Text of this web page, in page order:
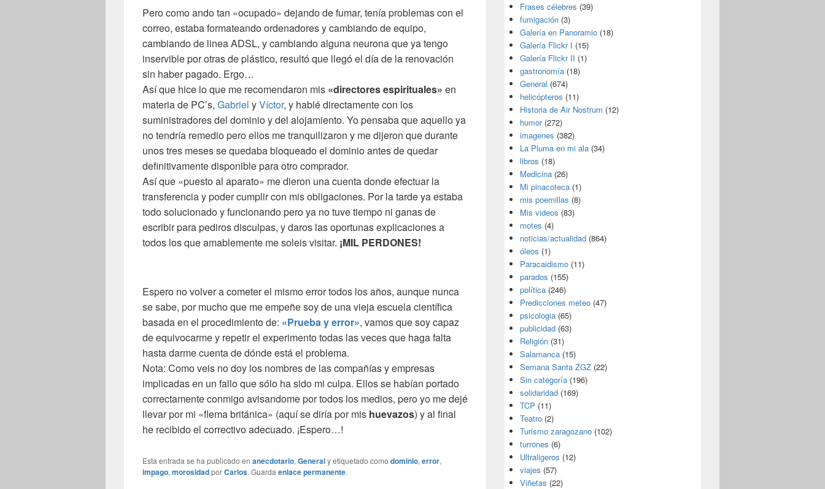
Pero como ando tan «ocupado» dejando de fumar, tenía problemas con el
correo, estaba formateando ordenadores y cambiando de equipo,
cambiando de linea ADSL, y cambiando alguna neurona que ya tengo
inservible por otras de plástico, resultó que llegó el día de la renovación
sin haber pagado. Ergo…
Así que hice lo que me recomendaron mis «directores espirituales» en
materia de PC’s, Gabriel yVíctor, y hablé directamente con los
suministradores del dominio y del alojamiento. Yo pensaba que aquello ya
no tendría remedio pero ellos me tranquilizaron y me dijeron que durante
unos tres meses se quedaba bloqueado el dominio antes de quedar
definitivamente disponible para otro comprador.
Así que «puesto al aparato» me dieron una cuenta donde efectuar la
transferencia y poder cumplir con mis obligaciones. Por la tarde ya estaba
todo solucionado y funcionando pero ya no tuve tiempo ni ganas de
escribir para pediros disculpas, y daros las oportunas explicaciones a
todos los que amablemente me soleis visitar. ¡MIL PERDONES!
Espero no volver a cometer el mismo error todos los años, aunque nunca
se sabe, por mucho que me empeñe soy de una vieja escuela científica
basada en el procedimiento de: «Prueba y error», vamos que soy capaz
de equivocarme y repetir el experimento todas las veces que haga falta
hasta darme cuenta de dónde está el problema.
Nota: Como veis no doy los nombres de las compañías y empresas
implicadas en un fallo que sólo ha sido mi culpa. Ellos se habían portado
correctamente conmigo avisandome por todos los medios, pero yo me dejé
llevar por mi «flema británica» (aquí se diría por mis huevazos) y al final
he recibido el correctivo adecuado. ¡Espero…!
Esta entrada se ha publicado en anecdotario, Generaly etiquetado como dominio, error,
impago, morosidadporCarlos. Guarda enlace permanente.
Frases célebres (39)
fumigación (3)
Galería en Panoramio (18)
Galería Flickr I (15)
Galería Flickr II (1)
gastronomía (18)
General (674)
helicópteros (11)
Historia de Air Nostrum (12)
humor(272)
imagenes (382)
La Pluma en mi ala (34)
libros (18)
Medicina (26)
Mi pinacoteca (1)
mis poemillas (8)
Mis videos (83)
motes (4)
noticias/actualidad (864)
óleos (1)
Paracaidismo (11)
parados (155)
política (246)
Predicciones meteo (47)
psicologia (65)
publicidad (63)
Religión (31)
Salamanca (15)
Semana Santa ZGZ (22)
Sin categoría (196)
solidaridad (169)
TCP (11)
Teatro (2)
Turismo zaragozano (102)
turrones (6)
Ultraligeros (12)
viajes (57)
Viñetas (22)